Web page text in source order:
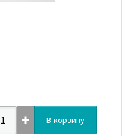
В корзину